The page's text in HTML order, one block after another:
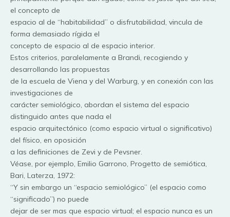
el concepto de
espacio al de “habitabilidad” o disfrutabilidad, vincula de
forma demasiado rígida el
concepto de espacio al de espacio interior.
Estos criterios, paralelamente a Brandi, recogiendo y
desarrollando las propuestas
de la escuela de Viena y del Warburg, y en conexión con las
investigaciones de
carácter semiológico, abordan el sistema del espacio
distinguido antes que nada el
espacio arquitectónico (como espacio virtual o significativo)
del físico, en oposición
a las definiciones de Zevi y de Pevsner.
Véase, por ejemplo, Emilio Garrono, Progetto de semiótica,
Bari, Laterza, 1972:
“Y sin embargo un “espacio semiológico” (el espacio como
“significado”) no puede
dejar de ser mas que espacio virtual; el espacio nunca es un